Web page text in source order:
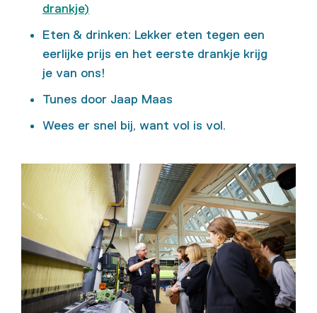
drankje)
Eten & drinken: Lekker eten tegen een
eerlijke prijs en het eerste drankje krijg
je van ons!
Tunes door Jaap Maas
Wees er snel bij, want vol is vol.